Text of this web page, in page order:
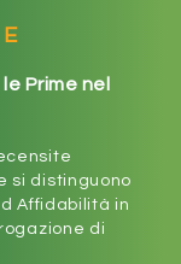
Prime nel
si distinguono
Affidabilità in
di